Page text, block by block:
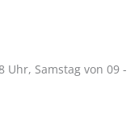
Uhr, Samstag von 09 -